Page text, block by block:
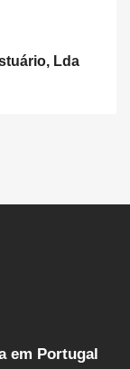
Lda
em Portugal